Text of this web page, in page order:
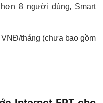
8 người dùng, Smart
tháng (chưa bao gồm